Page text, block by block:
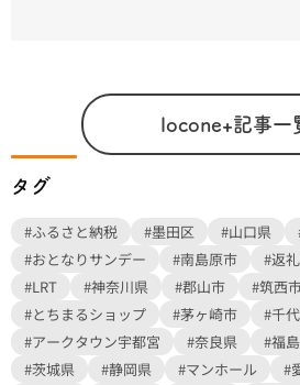
locone+記事一
タグ
#ふるさと納税 #墨田区 #山口県
#おとなりサンデー
#南島原市 #返
#LRT
#神奈川県 #郡山市 #筑西
#とちまるショップ
#茅ヶ崎市
#千
#アークタウン宇都宮
#奈良県 #福
#茨城県
#静岡県 #マンホール #